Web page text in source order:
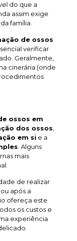
do que a
assim exige
família.
de ossos
verificar
Geralmente,
cinerária (onde
ossos em
dos ossos
em si e a
. Alguns
mais
de realizar
após a
ofereça este
os custos e
experiência